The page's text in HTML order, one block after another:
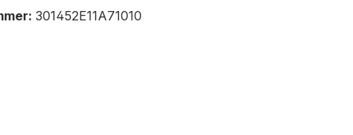
301452E11A71010